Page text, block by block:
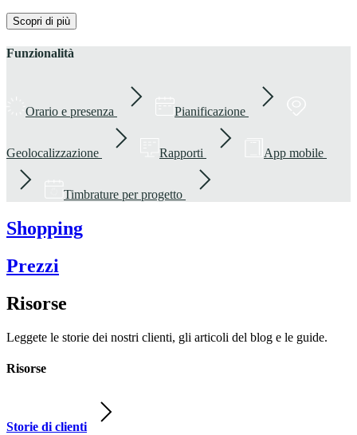
Scopri di più
Funzionalità
Orario e presenza Pianificazione
Geolocalizzazione Rapporti App mobile
Timbrature per progetto
Shopping
Prezzi
Risorse
Leggete le storie dei nostri clienti, gli articoli del blog e le guide.
Risorse
Storie di clienti